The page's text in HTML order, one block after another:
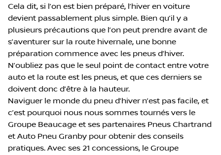
Cela dit, si l’on est bien préparé, l’hiver en voiture
devient passablement plus simple. Bien qu’il y a
plusieurs précautions que l’on peut prendre avant de
s’aventurer sur la route hivernale, une bonne
préparation commence avec les pneus d’hiver.
N’oubliez pas que le seul point de contact entre votre
auto et la route est les pneus, et que ces derniers se
doivent donc d’être à la hauteur.
Naviguer le monde du pneu d’hiver n’est pas facile, et
c’est pourquoi nous nous sommes tournés vers le
Groupe Beaucage et ses partenaires Pneus Chartrand
et Auto Pneu Granby pour obtenir des conseils
pratiques. Avec ses 21 concessions, le Groupe